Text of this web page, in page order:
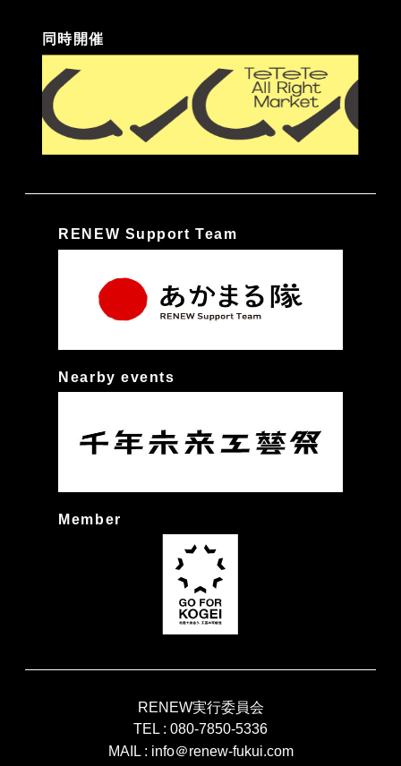
同時開催
RENEW Support Team
Nearby events
Member
RENEW実行委員会
TEL : 080-7850-5336
MAIL : info＠renew-fukui.com